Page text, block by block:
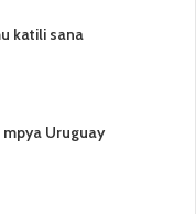
katili sana
Uruguay